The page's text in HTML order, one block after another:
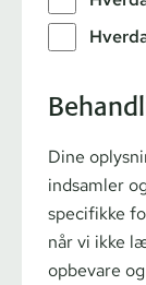
Dine
indsamler
specifikke
når vi ikke
opbevare